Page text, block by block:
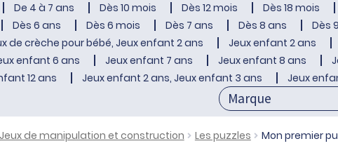
De 4 à 7 ans Dès 10 mois Dès 12 mois Dès 18 mois
Dès 6 ans
Dès 6 mois Dès 7 ans Dès 8 ans Dès
de crèche pour bébé, Jeux enfant 2 ans
Jeux enfant 2 ans
enfant 6 ans
Jeux enfant 7 ans Jeux enfant 8 ans
12 ans
Jeux enfant 2 ans, Jeux enfant 3 ans Jeux
Jeux de manipulation et construction Les puzzles Mon premier